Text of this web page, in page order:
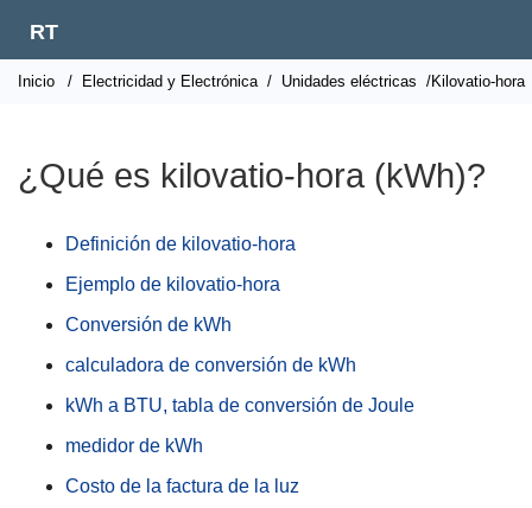
RT
Inicio / Electricidad y Electrónica / Unidades eléctricas /Kilovatio-hora
¿Qué es kilovatio-hora (kWh)?
Definición de kilovatio-hora
Ejemplo de kilovatio-hora
Conversión de kWh
calculadora de conversión de kWh
kWh a BTU, tabla de conversión de Joule
medidor de kWh
Costo de la factura de la luz